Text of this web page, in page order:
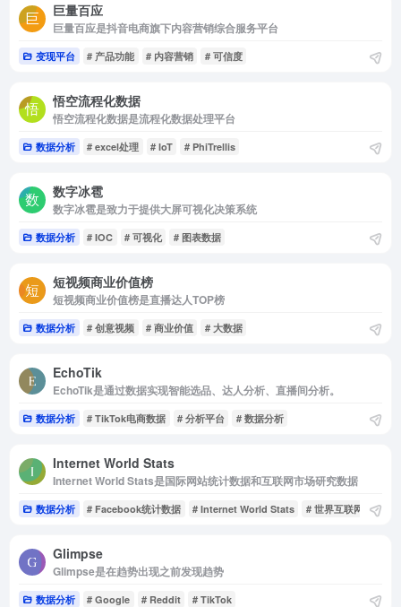
巨量百应
巨量百应是抖音电商旗下内容营销综合服务平台
变现平台 # 产品功能 # 内容营销 # 可信度
悟空流程化数据
悟空流程化数据是流程化数据处理平台
数据分析 # excel处理 # IoT # PhiTrellis
数字冰雹
数字冰雹是致力于提供大屏可视化决策系统
数据分析 # IOC # 可视化 # 图表数据
短视频商业价值榜
短视频商业价值榜是直播达人TOP榜
数据分析 # 创意视频 # 商业价值 # 大数据
EchoTik
EchoTik是通过数据实现智能选品、达人分析、直播间分析。
数据分析 # TikTok电商数据 # 分析平台 # 数据分析
Internet World Stats
Internet World Stats是国际网站统计数据和互联网市场研究数据
数据分析 # Facebook统计数据 # Internet World Stats # 世界互联网用户数
Glimpse
Glimpse是在趋势出现之前发现趋势
数据分析 # Google # Reddit # TikTok